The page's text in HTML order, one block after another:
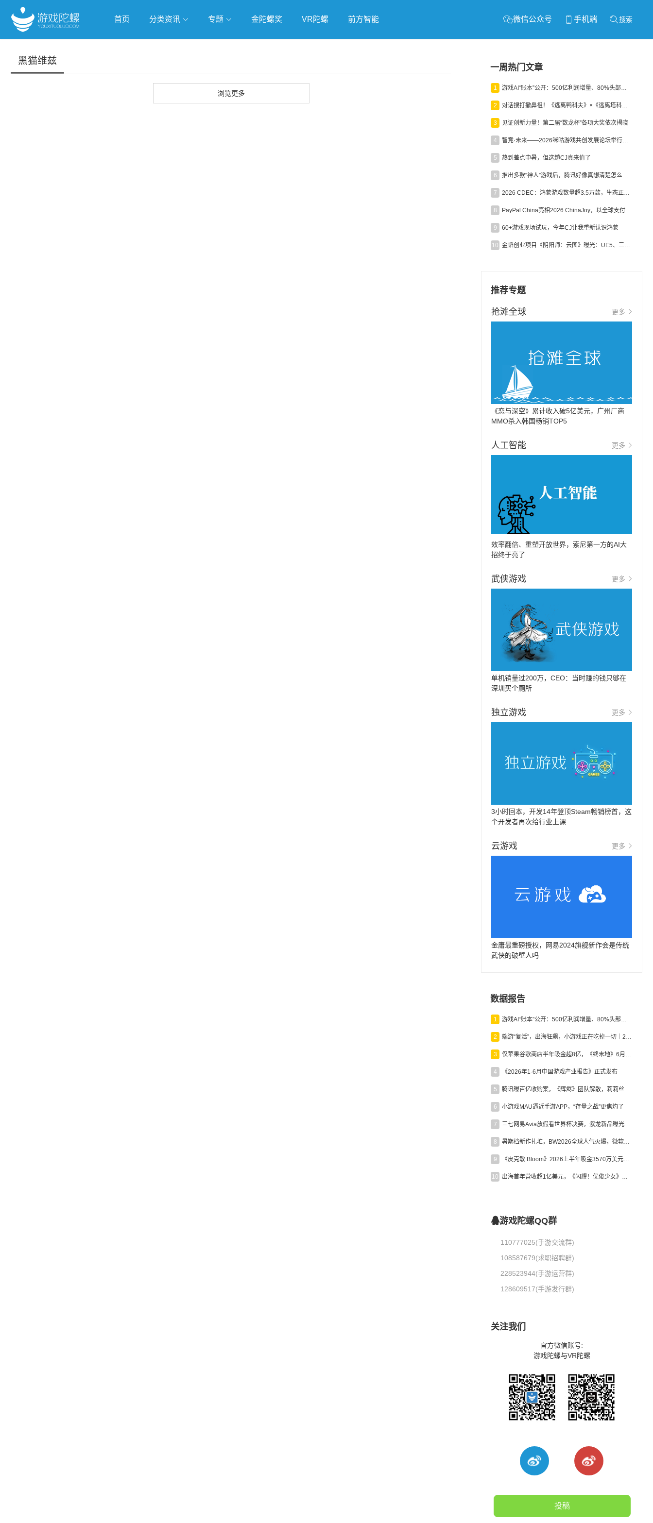
首页 分类资讯 专题 金陀螺奖 VR陀螺 前方智能 微信公众号 手机端 搜索
黑猫维兹
浏览更多
一周热门文章
1 游戏AI“账本”公开：500亿利润增量、80%头部入局，谁在闷声发财？
2 对话搜打撤鼻祖！《逃离鸭科夫》×《逃离塔科夫》官方线下沙龙落幕
3 见证创新力量！第二届“数龙杯”各项大奖依次揭晓
4 智竞·未来——2026咪咕游戏共创发展论坛举行：聚力精品内容、AI创作与电竞生态，共建高品质益智健康游戏社区
5 热到差点中暑，但这趟CJ真来值了
6 推出多款“神人”游戏后，腾讯好像真想清楚怎么做二次元了
7 2026 CDEC：鸿蒙游戏数量超3.5万款，生态正循环加速产业高质量发展
8 PayPal China亮相2026 ChinaJoy，以全球支付能力助力中国游戏企业深化全球运营
9 60+游戏现场试玩，今年CJ让我重新认识鸿蒙
10 金韬创业项目《阴阳师：云图》曝光：UE5、三端互通、ARPG
推荐专题
抢滩全球 更多
《恋与深空》累计收入破5亿美元，广州厂商
MMO杀入韩国畅销TOP5
人工智能 更多
效率翻倍、重塑开放世界，索尼第一方的AI大
招终于亮了
武侠游戏 更多
单机销量过200万，CEO：当时赚的钱只够在
深圳买个厕所
独立游戏 更多
3小时回本，开发14年登顶Steam畅销榜首，这
个开发者再次给行业上课
云游戏 更多
金庸最重磅授权，网易2024旗舰新作会是传统
武侠的破壁人吗
数据报告
1 游戏AI“账本”公开：500亿利润增量、80%头部入局，谁在闷声发财？
2 端游“复活”，出海狂飙，小游戏正在吃掉一切｜2026上半年产业报告
3 仅苹果谷歌商店半年吸金超8亿，《终末地》6月份收入显著回暖
4 《2026年1-6月中国游戏产业报告》正式发布
5 腾讯曝百亿收购案，《辉烬》团队解散，莉莉丝新作曝光｜陀螺周报
6 小游戏MAU逼近手游APP，“存量之战”更焦灼了
7 三七网易Avia放假看世界杯决赛，紫龙新品曝光，米哈游新作上线 | 陀螺周报
8 暑期档新作扎堆，BW2026全球人气火爆，微软XBOX大裁员|陀螺周报
9 《皮克敏 Bloom》2026上半年吸金3570万美元，中国台湾成最大市场
10 出海首年营收超1亿美元，《闪耀！优俊少女》美国市场占比达七成
游戏陀螺QQ群
110777025(手游交流群)
108587679(求职招聘群)
228523944(手游运营群)
128609517(手游发行群)
关注我们
官方微信账号:
游戏陀螺与VR陀螺
投稿